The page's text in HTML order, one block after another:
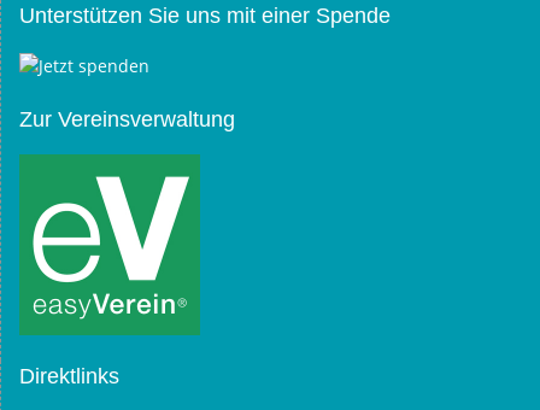
Unterstützen Sie uns mit einer Spende
Zur Vereinsverwaltung
Direktlinks